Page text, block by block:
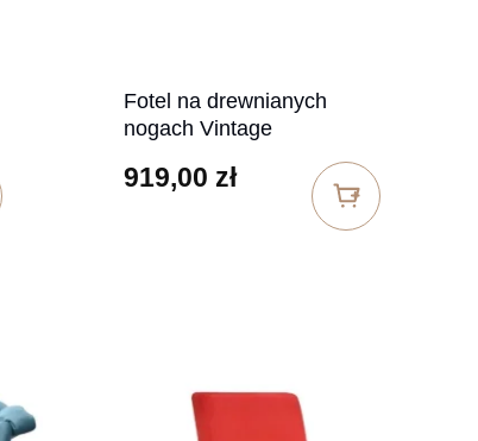
Fotel na drewnianych
nogach Vintage
919,00 zł